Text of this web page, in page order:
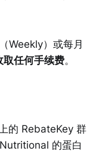
Weekly）或每月
取任何手续费。
的 RebateKey 群
的蛋白